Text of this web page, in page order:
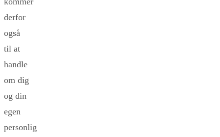
derfor
også
til at
handle
om dig
og din
egen
personlig